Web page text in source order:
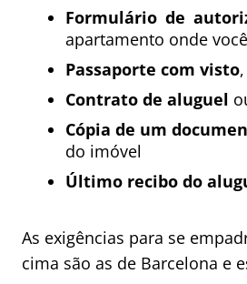
Formulário de
apartamento onde
Passaporte com visto
Contrato de aluguel
Cópia de um
do imóvel
Último recibo do
As exigências para se
cima são as de Barcelona e